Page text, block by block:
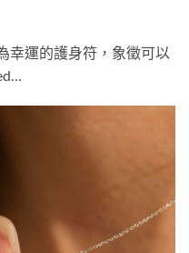
幸運的護身符，象徵可以